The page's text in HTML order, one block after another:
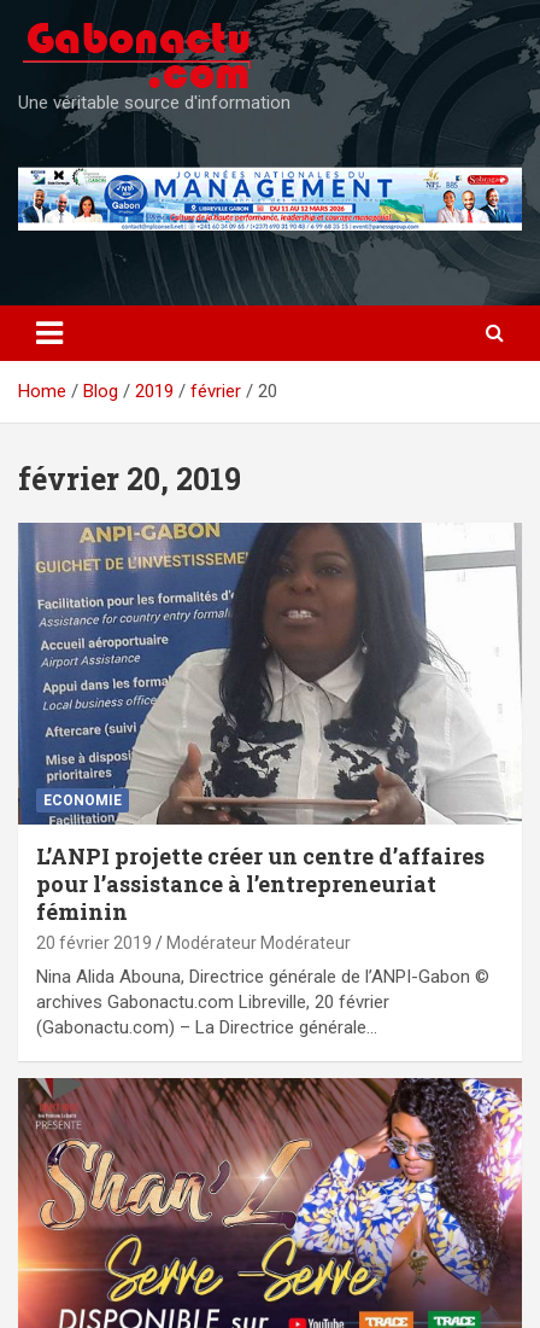
content
Une véritable source d'information
Home Blog 2019 février 20
février 20, 2019
ECONOMIE
L’ANPI projette créer un centre d’affaires
pour l’assistance à l’entrepreneuriat
féminin
20 février 2019 Modérateur Modérateur
Nina Alida Abouna, Directrice générale de l’ANPI-Gabon ©
archives Gabonactu.com Libreville, 20 février
(Gabonactu.com) – La Directrice générale…